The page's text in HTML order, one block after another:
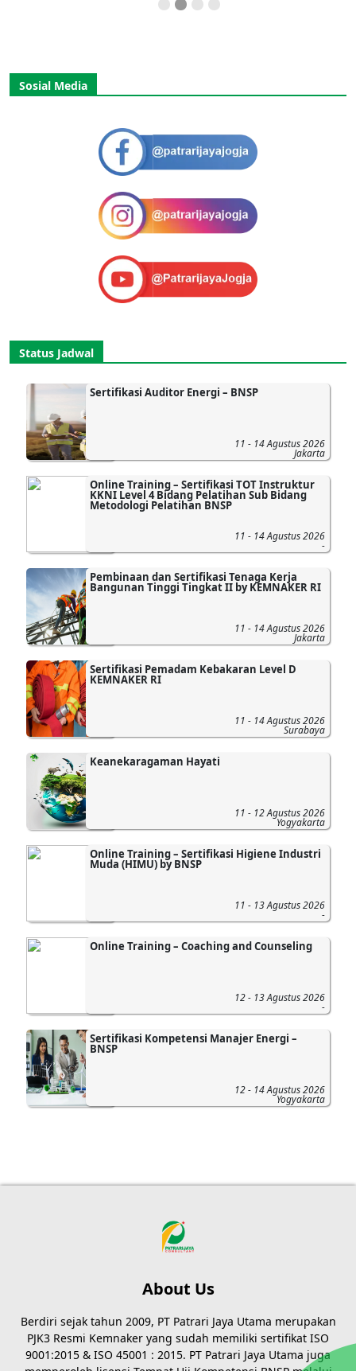
Sosial Media
Status Jadwal
Sertifikasi Auditor Energi – BNSP
11 - 14 Agustus 2026
Jakarta
Online Training – Sertifikasi TOT Instruktur
KKNI Level 4 Bidang Pelatihan Sub Bidang
Metodologi Pelatihan BNSP
11 - 14 Agustus 2026
-
Pembinaan dan Sertifikasi Tenaga Kerja
Bangunan Tinggi Tingkat II by KEMNAKER RI
11 - 14 Agustus 2026
Jakarta
Sertifikasi Pemadam Kebakaran Level D
KEMNAKER RI
11 - 14 Agustus 2026
Surabaya
Keanekaragaman Hayati
11 - 12 Agustus 2026
Yogyakarta
Online Training – Sertifikasi Higiene Industri
Muda (HIMU) by BNSP
11 - 13 Agustus 2026
-
Online Training – Coaching and Counseling
12 - 13 Agustus 2026
-
Sertifikasi Kompetensi Manajer Energi –
BNSP
12 - 14 Agustus 2026
Yogyakarta
About Us
Berdiri sejak tahun 2009, PT Patrari Jaya Utama merupakan
PJK3 Resmi Kemnaker yang sudah memiliki sertifikat ISO
9001:2015 & ISO 45001 : 2015. PT Patrari Jaya Utama juga